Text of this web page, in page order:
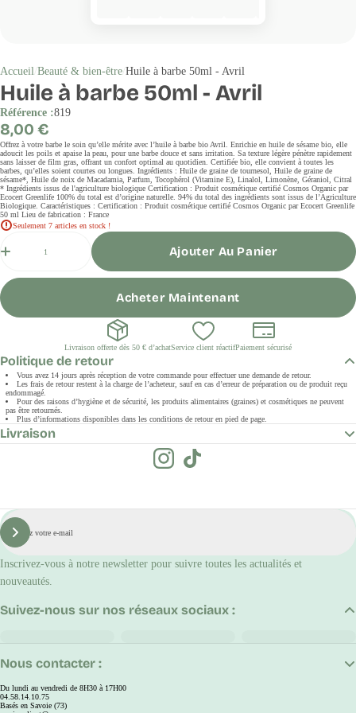
Accueil Beauté & bien-être Huile à barbe 50ml - Avril
Huile à barbe 50ml - Avril
Référence :819
Prix
régulier
8,00 €
Offrez à votre barbe le soin qu’elle mérite avec l’huile à barbe bio Avril. Enrichie en huile de sésame bio, elle
adoucit les poils et apaise la peau, pour une barbe douce et sans irritation. Sa texture légère pénètre rapidement
sans laisser de film gras, offrant un confort optimal au quotidien. Certifiée bio, elle convient à toutes les
barbes, qu’elles soient courtes ou longues. Ingrédients : Huile de graine de tournesol, Huile de graine de
sésame*, Huile de noix de Macadamia, Parfum, Tocophérol (Vitamine E), Linalol, Limonène, Géraniol, Citral
* Ingrédients issus de l'agriculture biologique Certification : Produit cosmétique certifié Cosmos Organic par
Ecocert Greenlife 100% du total est d’origine naturelle. 94% du total des ingrédients sont issus de l’Agriculture
Biologique. Caractéristiques : Certification : Produit cosmétique certifié Cosmos Organic par Ecocert Greenlife
50 ml Lieu de fabrication : France
Seulement 7 articles en stock !
Ajouter Au Panier
Acheter Maintenant
Livraison offerte dès 50 € d’achatService client réactifPaiement sécurisé
Politique de retour
Vous avez 14 jours après réception de votre commande pour effectuer une demande de retour.
Les frais de retour restent à la charge de l’acheteur, sauf en cas d’erreur de préparation ou de produit reçu
endommagé.
Pour des raisons d’hygiène et de sécurité, les produits alimentaires (graines) et cosmétiques ne peuvent
pas être retournés.
Plus d’informations disponibles dans les conditions de retour en pied de page.
Livraison
E-
mail
S'inscrire
Inscrivez-vous à notre newsletter pour suivre toutes les actualités et
nouveautés.
Nous contacter :
Du lundi au vendredi de 8H30 à 17H00
04.58.14.10.75
Basés en Savoie (73)
Suivez-nous sur nos réseaux sociaux :